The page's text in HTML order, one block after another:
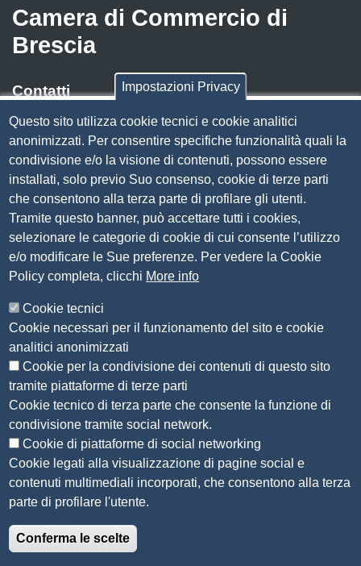
Camera di Commercio di
Brescia
Contatti
Via Luigi Einaudi, 23, 25121 Brescia BS
Tel. 030 37251
PECcamera.brescia@bs.legalmail.camcom.it
P.IVA 00859790172
C.F. 80013870177
Contatti
Amministrazione Trasparente
Organizzazione
Bandi di concorso
Bandi di gara e contratti
Provvedimenti
Attività e procedimenti
Seguici su
Sito web
Accesso riservato
Mappa del sito
Impostazioni Privacy
Questo sito utilizza cookie tecnici e cookie analitici
anonimizzati. Per consentire specifiche funzionalità quali la
condivisione e/o la visione di contenuti, possono essere
installati, solo previo Suo consenso, cookie di terze parti
che consentono alla terza parte di profilare gli utenti.
Tramite questo banner, può accettare tutti i cookies,
selezionare le categorie di cookie di cui consente l’utilizzo
e/o modificare le Sue preferenze. Per vedere la Cookie
Policy completa, clicchi More info
Cookie tecnici
Cookie necessari per il funzionamento del sito e cookie
analitici anonimizzati
Cookie per la condivisione dei contenuti di questo sito
tramite piattaforme di terze parti
Cookie tecnico di terza parte che consente la funzione di
condivisione tramite social network.
Cookie di piattaforme di social networking
Cookie legati alla visualizzazione di pagine social e
contenuti multimediali incorporati, che consentono alla terza
parte di profilare l'utente.
Conferma le scelte